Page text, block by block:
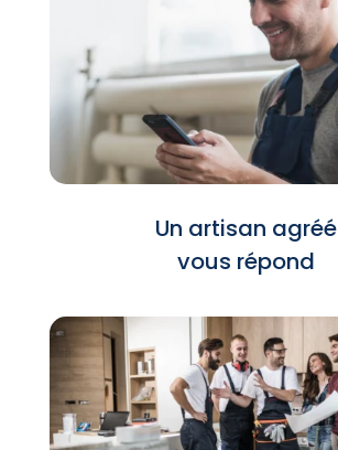
Un artisan agréé
vous répond